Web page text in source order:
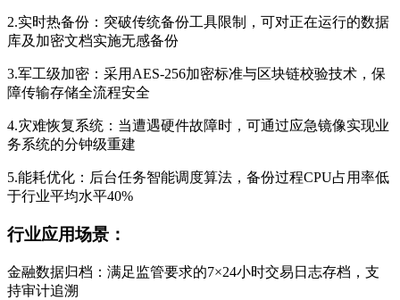
2.实时热备份：突破传统备份工具限制，可对正在运行的数据
库及加密文档实施无感备份
3.军工级加密：采用AES-256加密标准与区块链校验技术，保
障传输存储全流程安全
4.灾难恢复系统：当遭遇硬件故障时，可通过应急镜像实现业
务系统的分钟级重建
5.能耗优化：后台任务智能调度算法，备份过程CPU占用率低
于行业平均水平40%
行业应用场景：
金融数据归档：满足监管要求的7×24小时交易日志存档，支
持审计追溯